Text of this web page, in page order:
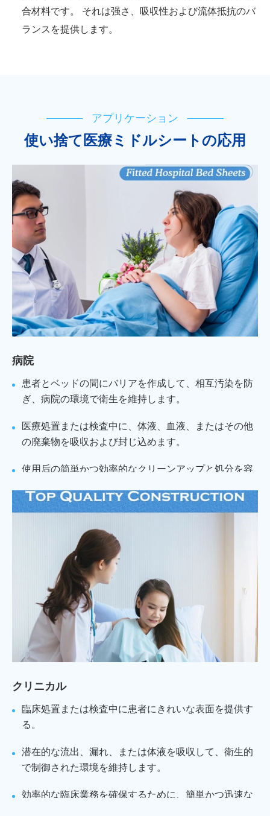
合材料です。 それは强さ、吸収性および流体抵抗のバ
ランスを提供します。
アプリケーション
使い捨て医療ミドルシートの応用
病院
患者とベッドの間にバリアを作成して、相互汚染を防
ぎ、病院の環境で衛生を維持します。
医療処置または検査中に、体液、血液、またはその他
の廃棄物を吸収および封じ込めます。
使用后の简単かつ効率的なクリーンアップと処分を容
クリニカル
臨床処置または検査中に患者にきれいな表面を提供す
る。
潜在的な流出、漏れ、または体液を吸収して、衛生的
で制御された環境を維持します。
効率的な臨床業務を確保するために、簡単かつ迅速な